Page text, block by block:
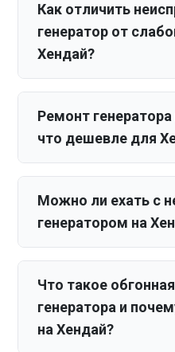
Как отличить
генератор от
Хендай?
Ремонт
что дешевле для
Можно ли ехать с
генератором на
Что такое
генератора и
на Хендай?